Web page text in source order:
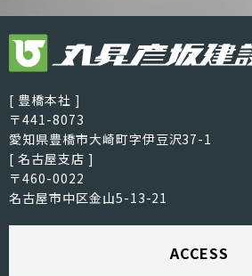
[ 豊橋本社 ]
〒441-8073
愛知県豊橋市大崎町字伊豆沢37-1
[ 名古屋支店 ]
〒460-0022
名古屋市中区金山5-13-21
ACCESS